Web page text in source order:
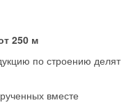
250 м
по строению делят
вместе